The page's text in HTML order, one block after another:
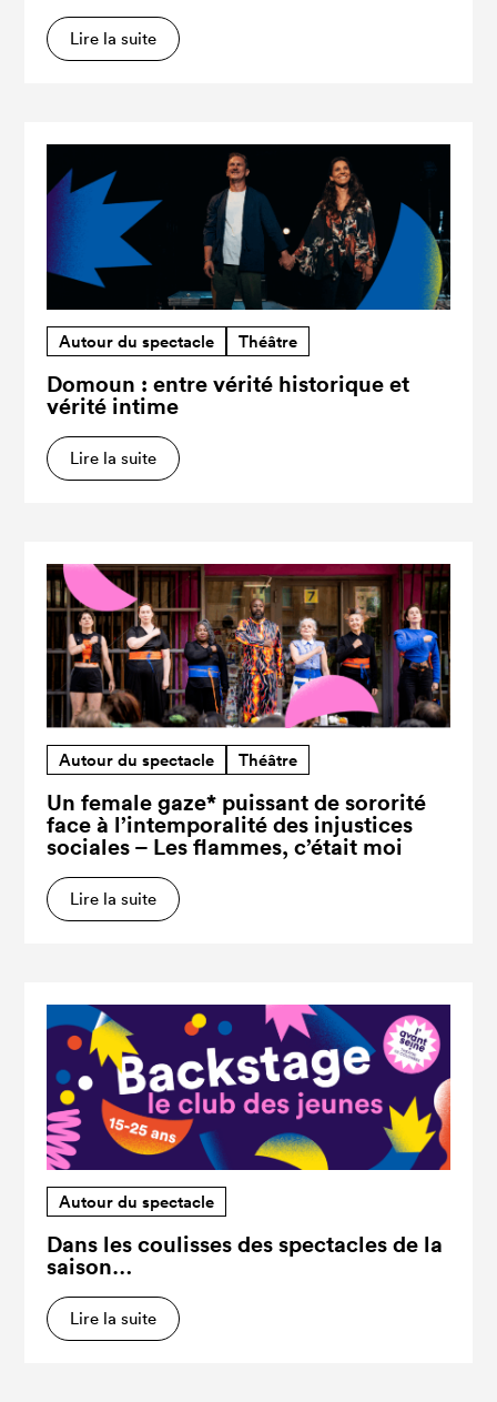
Lire la suite
Autour du spectacle Théâtre
Domoun : entre vérité historique et
vérité intime
Lire la suite
Autour du spectacle Théâtre
Un female gaze* puissant de sororité
face à l’intemporalité des injustices
sociales – Les flammes, c’était moi
Lire la suite
Autour du spectacle
Dans les coulisses des spectacles de la
saison…
Lire la suite